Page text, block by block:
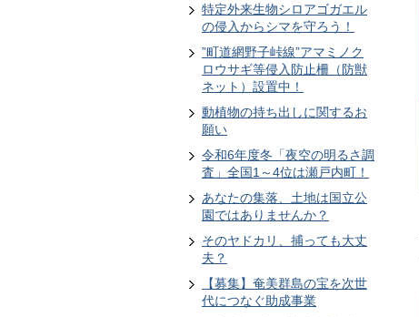
特定外来生物シロアゴガエル
の侵入からシマを守ろう！
”町道網野子峠線”アマミノク
ロウサギ等侵入防止柵（防獣
ネット）設置中！
動植物の持ち出しに関するお
願い
令和6年度冬「夜空の明るさ調
査」全国1～4位は瀬戸内町！
あなたの集落、土地は国立公
園ではありませんか？
そのヤドカリ、捕っても大丈
夫？
【募集】奄美群島の宝を次世
代につなぐ助成事業